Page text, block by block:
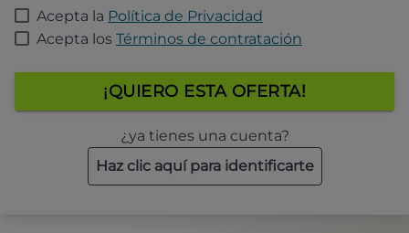
Acepta la Política de Privacidad
Acepta los Términos de contratación
¡QUIERO ESTA OFERTA!
¿ya tienes una cuenta?
Haz clic aquí para identificarte